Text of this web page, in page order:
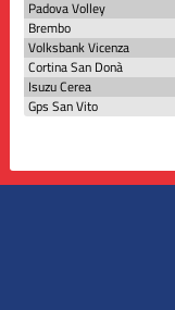
Padova Volley
Brembo
Volksbank Vicenza
Cortina San Donà
Isuzu Cerea
Gps San Vito